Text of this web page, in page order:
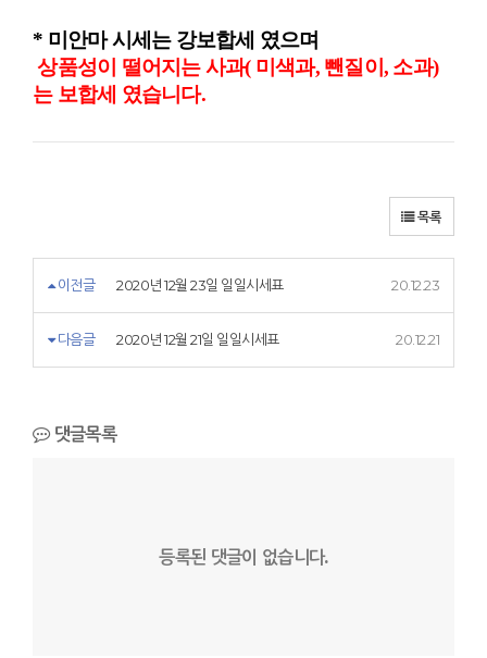
* 미안마 시세는 강보합세 였으며
상품성이 떨어지는 사과( 미색과, 뺀질이, 소과)
는 보합세 였습니다.
목록
이전글 2020년 12월 23일 일일시세표 20.12.23
다음글 2020년 12월 21일 일일시세표 20.12.21
댓글목록
등록된 댓글이 없습니다.